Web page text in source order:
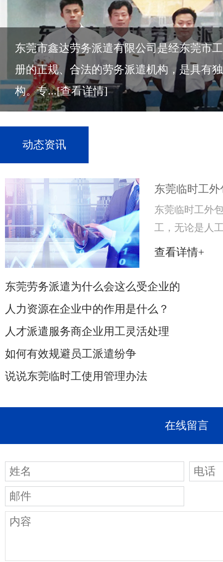
东莞市鑫达劳务派遣有限公司是经东莞市
册的正规、合法的劳务派遣机构，是具有
构。专...[查看详情]
动态资讯
东莞临时工
东莞临时工外
工，无论是人
企业的利润就
获得更大的收
查看详情+
东莞劳务派遣为什么会这么受企业的
人力资源在企业中的作用是什么？
人才派遣服务商企业用工灵活处理
如何有效规避员工派遣纷争
说说东莞临时工使用管理办法
在线留言